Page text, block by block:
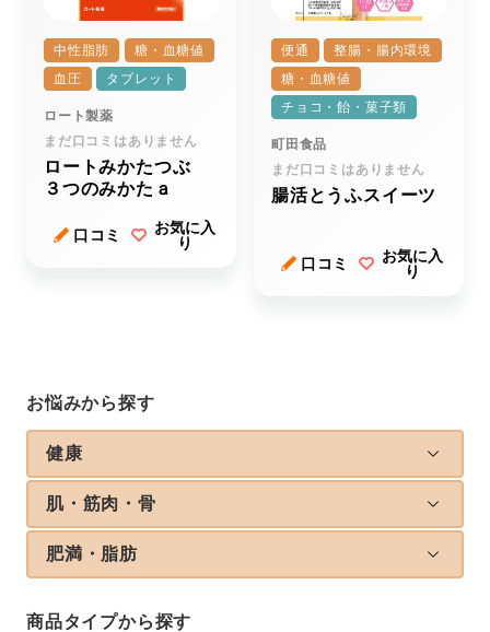
お悩みから探す
健康
肌・筋肉・骨
肥満・脂肪
商品タイプから探す
中性脂肪
糖・血糖値
血圧
タブレット
ロート製薬
まだ口コミはありません
ロートみかたつぶ
３つのみかたａ
口コミ
お気に入
り
便通
整腸・腸内環境
糖・血糖値
チョコ・飴・菓子類
町田食品
まだ口コミはありません
腸活とうふスイーツ
口コミ
お気に入
り